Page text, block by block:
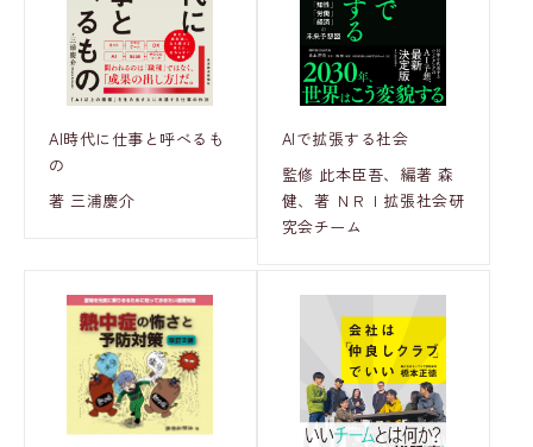
AI時代に仕事と呼べるも
の
著 三浦慶介
AIで拡張する社会
監修 此本臣吾、編著 森
健、著 ＮＲＩ拡張社会研
究会チーム